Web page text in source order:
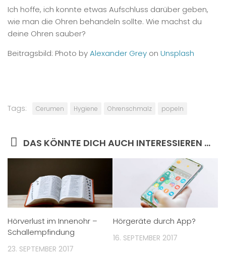
Ich hoffe, ich konnte etwas Aufschluss darüber geben,
wie man die Ohren behandeln sollte. Wie machst du
deine Ohren sauber?
Beitragsbild: Photo byAlexander Grey on Unsplash
Tags: Cerumen Hygiene Ohrenschmalz popeln
DAS KÖNNTE DICH AUCH INTERESSIEREN …
Hörverlust im Innenohr –
Schallempfindung
23. SEPTEMBER 2017
Hörgeräte durch App?
16. SEPTEMBER 2017